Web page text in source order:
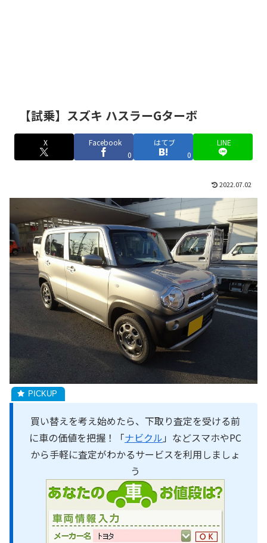
【試乗】スズキ ハスラーGターボ
X
Facebook
0
はてブ
0
LINE
2022.07.02
買い替えを考え始めたら、下取り査定を受ける前
に車の価値を把握！「ナビクル 」などスマホやPC
から手軽に査定がわかるサービスを利用しましょ
う